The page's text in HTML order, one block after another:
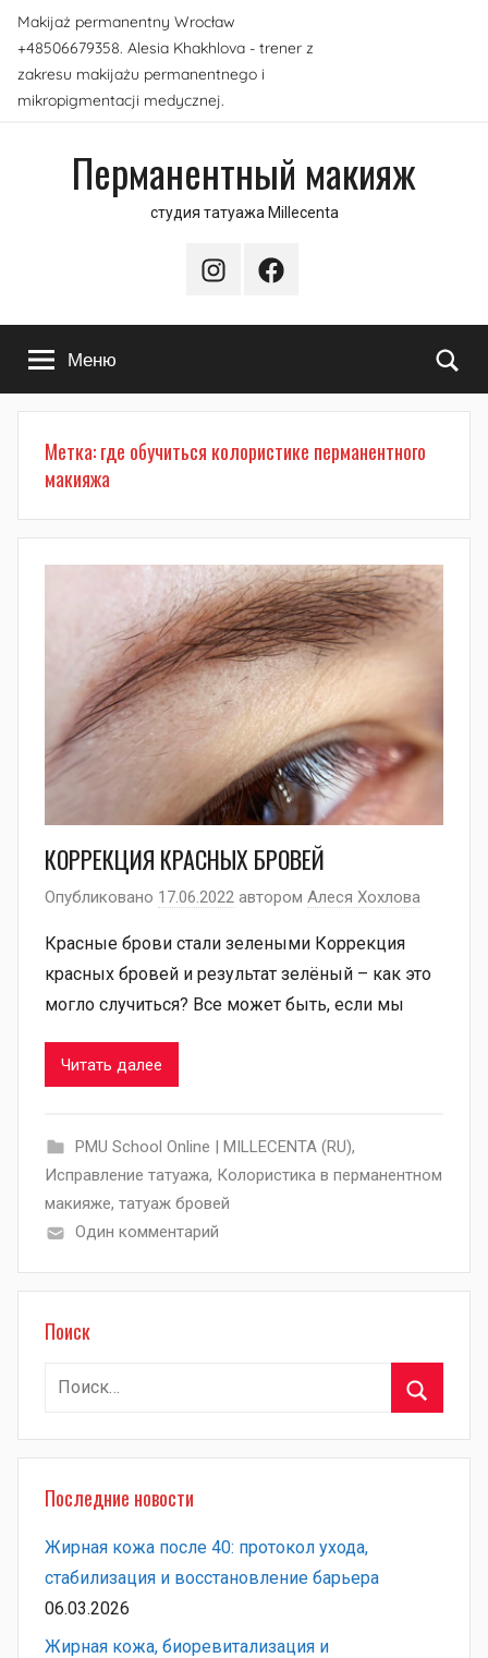
Перейти
содержимому
Makijaż permanentny Wrocław
+48506679358. Alesia Khakhlova - trener z
zakresu makijażu permanentnego i
mikropigmentacji medycznej.
Перманентный макияж
студия татуажа Millecenta
InstagramFacebook
Меню
Метка:где обучиться колористике перманентного
макияжа
КОРРЕКЦИЯ КРАСНЫХ БРОВЕЙ
Опубликовано 17.06.2022 автором Алеся Хохлова
Красные брови стали зелеными Коррекция
красных бровей и результат зелёный – как это
могло случиться? Все может быть, если мы
Читать далее
PMU School Online | MILLECENTA (RU),
Исправление татуажа, Колористика в перманентном
макияже, татуаж бровей
Один комментарий
Поиск
Найти:
Последние новости
Жирная кожа после 40: протокол ухода,
стабилизация и восстановление барьера
06.03.2026
Жирная кожа, биоревитализация и